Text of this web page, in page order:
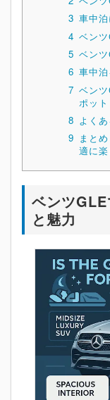
3 車中
4 ベン
5 ベン
6 車中
7 ベン
ポット
8 よくあ
9 まと
適に
ベンツ
と魅力